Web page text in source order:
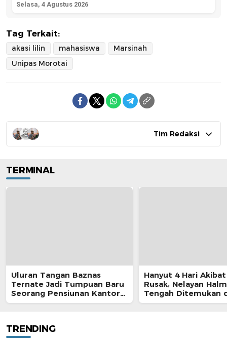
Selasa, 4 Agustus 2026
Tag Terkait:
akasi lilin mahasiswa
Marsinah
Unipas Morotai
Tim Redaksi
TERMINAL
Uluran Tangan Baznas
Ternate Jadi Tumpuan Baru
Seorang Pensiunan Kantor
Pos
Hanyut 4 Hari
Rusak, Nelayan
Tengah Ditemukan
Morotai
TRENDING